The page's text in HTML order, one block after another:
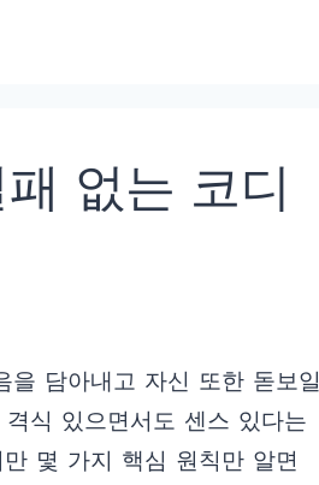
없는 코디
을 담아내고 자신 또한 돋보일
식 있으면서도 센스 있다는
몇 가지 핵심 원칙만 알면